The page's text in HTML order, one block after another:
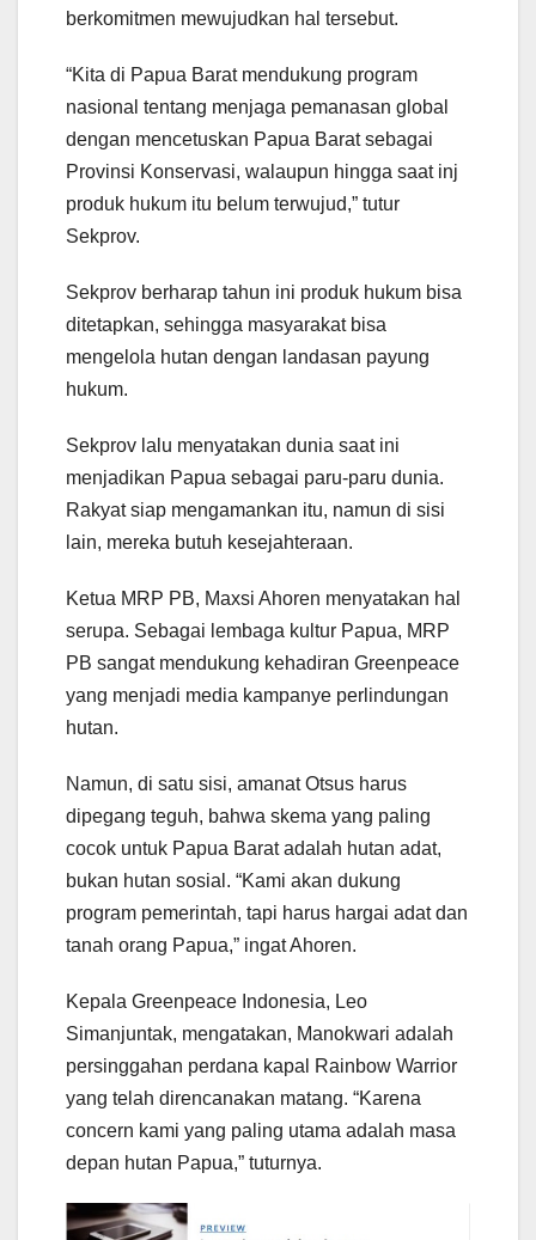
berkomitmen mewujudkan hal tersebut.
“Kita di Papua Barat mendukung program
nasional tentang menjaga pemanasan global
dengan mencetuskan Papua Barat sebagai
Provinsi Konservasi, walaupun hingga saat inj
produk hukum itu belum terwujud,” tutur
Sekprov.
Sekprov berharap tahun ini produk hukum bisa
ditetapkan, sehingga masyarakat bisa
mengelola hutan dengan landasan payung
hukum.
Sekprov lalu menyatakan dunia saat ini
menjadikan Papua sebagai paru-paru dunia.
Rakyat siap mengamankan itu, namun di sisi
lain, mereka butuh kesejahteraan.
Ketua MRP PB, Maxsi Ahoren menyatakan hal
serupa. Sebagai lembaga kultur Papua, MRP
PB sangat mendukung kehadiran Greenpeace
yang menjadi media kampanye perlindungan
hutan.
Namun, di satu sisi, amanat Otsus harus
dipegang teguh, bahwa skema yang paling
cocok untuk Papua Barat adalah hutan adat,
bukan hutan sosial. “Kami akan dukung
program pemerintah, tapi harus hargai adat dan
tanah orang Papua,” ingat Ahoren.
Kepala Greenpeace Indonesia, Leo
Simanjuntak, mengatakan, Manokwari adalah
persinggahan perdana kapal Rainbow Warrior
yang telah direncanakan matang. “Karena
concern kami yang paling utama adalah masa
depan hutan Papua,” tuturnya.